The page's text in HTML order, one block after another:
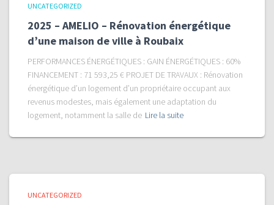
UNCATEGORIZED
2025 – AMELIO – Rénovation énergétique
d’une maison de ville à Roubaix
PERFORMANCES ÉNERGÉTIQUES : GAIN ÉNERGÉTIQUES : 60%
FINANCEMENT : 71 593,25 € PROJET DE TRAVAUX : Rénovation
énergétique d’un logement d’un propriétaire occupant aux
revenus modestes, mais également une adaptation du
logement, notamment la salle de Lire la suite
UNCATEGORIZED